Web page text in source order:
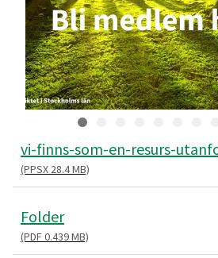
(PPSX 28.4 MB)
Folder
(PDF 0.439 MB)